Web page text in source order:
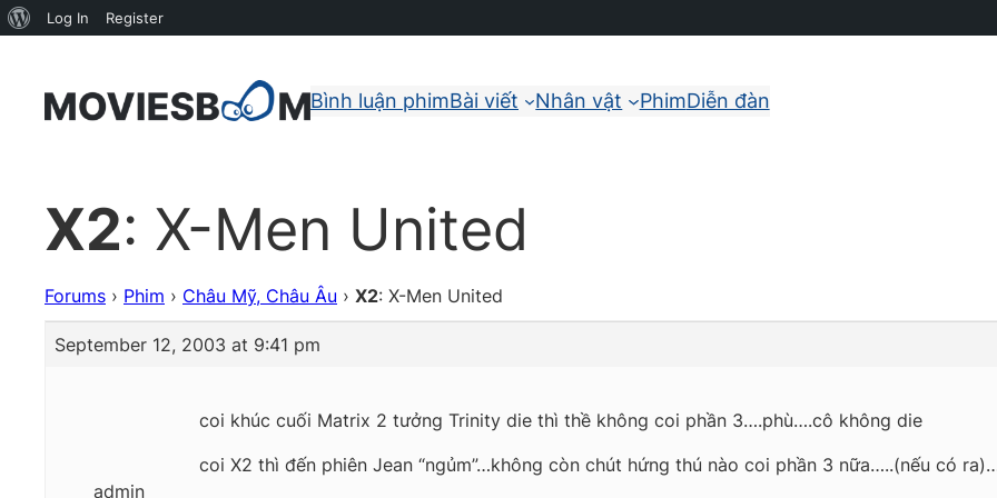
Bình luận phimBài viết Nhân vật PhimDiễn đàn
X2: X-Men United
Forums › Phim › Châu Mỹ, Châu Âu › X2: X-Men United
September 12, 2003 at 9:41 pm
admin
coi khúc cuối Matrix 2 tưởng Trinity die thì thề không coi phần 3….phù….cô không die
coi X2 thì đến phiên Jean “ngủm”…không còn chút hứng thú nào coi phần 3 nữa…..(nếu có
About
Log In Register